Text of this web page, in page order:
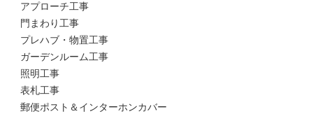
アプローチ工事
門まわり工事
プレハブ・物置工事
ガーデンルーム工事
照明工事
表札工事
郵便ポスト＆インターホンカバー